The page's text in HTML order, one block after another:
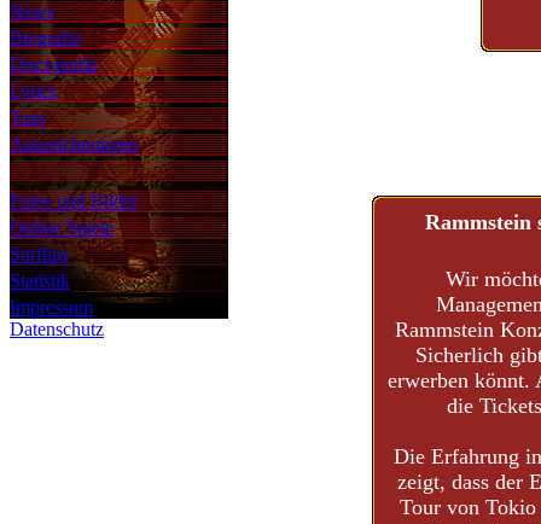
News
Biografie
Discografie
Lyrics
Tour
Auszeichnungen
Fotos und Bilder
Online Spiele
Surftips
Statistik
Impressum
Datenschutz
Rammstein
Wir
Rammstein
Sicherlich
erwerben könnt.
die
Die Erfahrung
zeigt, dass der
Tour von Tokio